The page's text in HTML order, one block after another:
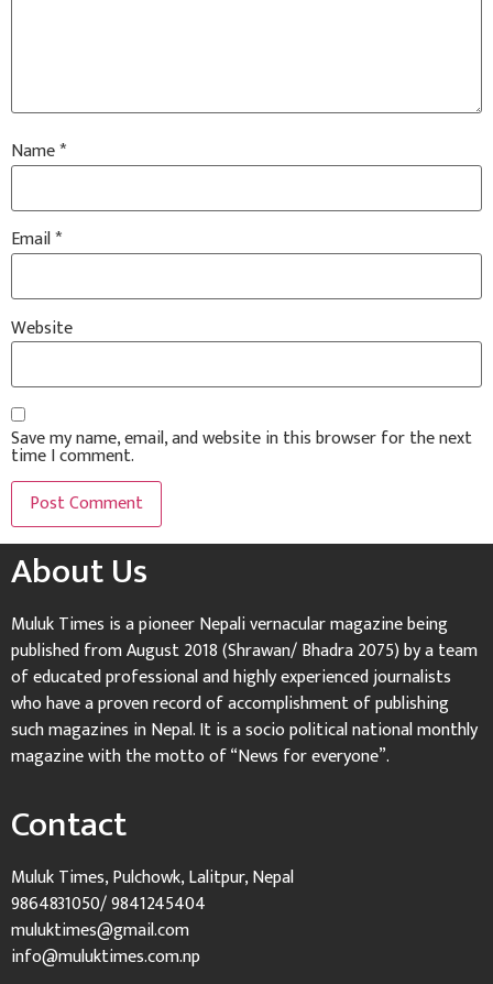
Name*
Email*
Website
Save my name, email, and website in this browser for the next
time I comment.
About Us
Muluk Times is a pioneer Nepali vernacular magazine being
published from August 2018 (Shrawan/ Bhadra 2075) by a team
of educated professional and highly experienced journalists
who have a proven record of accomplishment of publishing
such magazines in Nepal. It is a socio political national monthly
magazine with the motto of “News for everyone”.
Contact
Muluk Times, Pulchowk, Lalitpur, Nepal
9864831050/ 9841245404
muluktimes@gmail.com
info@muluktimes.com.np